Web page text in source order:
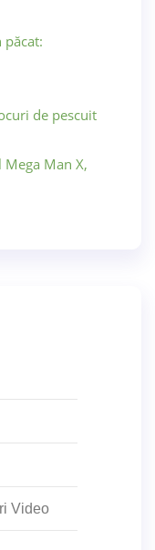
păcat:
de pescuit
Man X,
Video